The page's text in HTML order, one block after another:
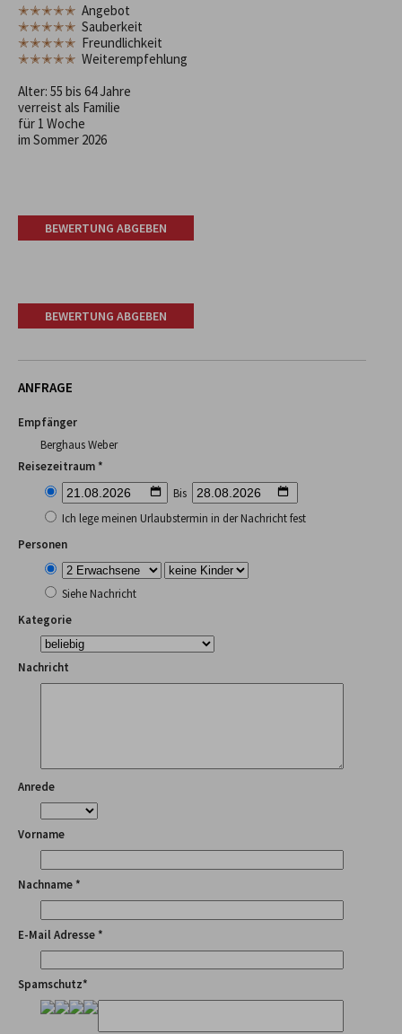
✭✭✭✭✭ Angebot
✭✭✭✭✭ Sauberkeit
✭✭✭✭✭ Freundlichkeit
✭✭✭✭✭ Weiterempfehlung
Alter: 55 bis 64 Jahre
verreist als Familie
für 1 Woche
im Sommer 2026
BEWERTUNG ABGEBEN
BEWERTUNG ABGEBEN
ANFRAGE
Empfänger
Berghaus Weber
Reisezeitraum *
Bis
Ich lege meinen Urlaubstermin in der Nachricht fest
Personen
Siehe Nachricht
Kategorie
Nachricht
Anrede
Vorname
Nachname *
E-Mail Adresse *
Spamschutz*